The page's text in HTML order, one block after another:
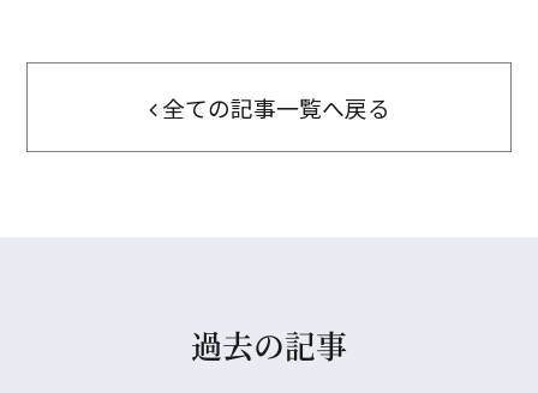
全ての記事一覧へ戻る
過去の記事